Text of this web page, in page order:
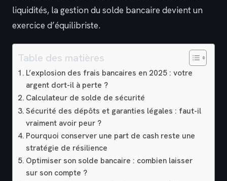
liquidités, la gestion du solde bancaire devient un
exercice d’équilibriste.
Table des matières
L’explosion des frais bancaires en 2025 : votre
argent dort-il à perte ?
Calculateur de solde de sécurité
Sécurité des dépôts et garanties légales : faut-il
vraiment avoir peur ?
Pourquoi conserver une part de cash reste une
stratégie de résilience
Optimiser son solde bancaire : combien laisser
sur son compte ?